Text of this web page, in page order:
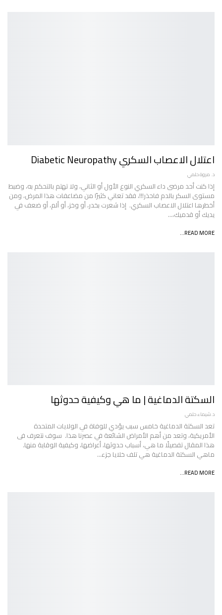
اعتلال الاعصاب السكري Diabetic Neuropathy
د. مروة حلمي
إذا كنت أحد مرضى داء السكري النوع الأول أو الثاني، ولا تهتم بالتحكم به، وضبط
مستوى السكر بالدم فاحذر!!!، فقد تعاني كثيرًا من مضاعفات هذا المرض، ومن
أخطرها اعتلال الاعصاب السكري. إذا شعرت بخدر، أو وخز، أو ألم، أو ضعف في
يديك أو قدميك،…
READ MORE...
السكتة الدماغية | ما هي وكيفية حدوثها
د.شيماء حلمي
تعد السكتة الدماغية خامس سبب يؤدي للوفاة في الولايات المتحدة
الأمريكية، وتعد من أهم الأمراض الشائعة في عصرنا هذا. سوف نتعرف فى
هذا المقال تفصيلًا ما هي، أسباب حدوثها، أعراضها، وكيفية الوقاية منها.
ماهي السكتة الدماغية هي تلف خلايا جزء…
READ MORE...